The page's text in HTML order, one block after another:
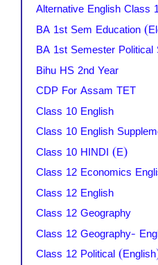
Alternative English Class
BA 1st Sem Education
BA 1st Semester
Bihu HS 2nd Year
CDP For Assam TET
Class 10 English
Class 10 English
Class 10 HINDI (E)
Class 12 Economics
Class 12 English
Class 12 Geography
Class 12 Geography-
Class 12 Political